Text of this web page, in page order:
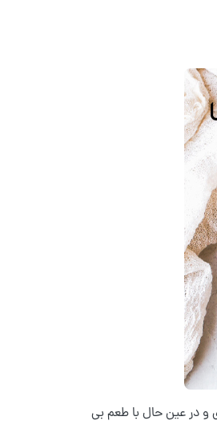
و در عین حال با طعم بی